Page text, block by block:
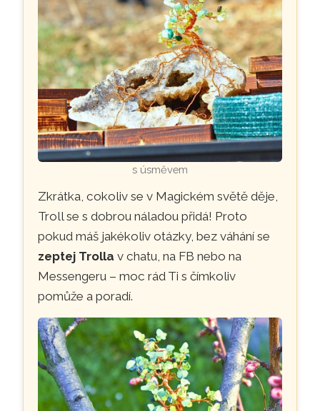
s úsměvem
Zkrátka, cokoliv se v Magickém světě děje,
Troll se s dobrou náladou přidá! Proto
pokud máš jakékoliv otázky, bez váhání se
zeptej Trolla v chatu, na FB nebo na
Messengeru – moc rád Ti s čímkoliv
pomůže a poradí.